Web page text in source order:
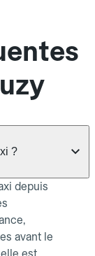
?
depuis
avant le
est